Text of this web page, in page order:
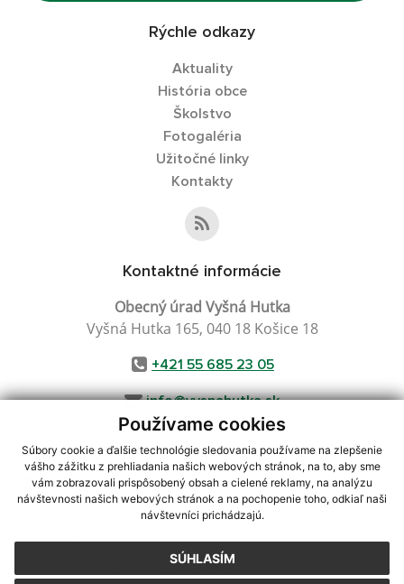
Používame cookies
Súbory cookie a ďalšie technológie sledovania používame na zlepšenie
vášho zážitku z prehliadania našich webových stránok, na to, aby sme
vám zobrazovali prispôsobený obsah a cielené reklamy, na analýzu
návštevnosti našich webových stránok a na pochopenie toho, odkiaľ naši
návštevníci prichádzajú.
SÚHLASÍM
Rýchle odkazy
Aktuality
História obce
Školstvo
Fotogaléria
Užitočné linky
Kontakty
Kontaktné informácie
Obecný úrad Vyšná Hutka
Vyšná Hutka 165, 040 18 Košice 18
+421 55 685 23 05
info@vysnahutka.sk
využite možnosť získavania aktuálnych informácií s využitím RSS
CMS systém (redakčný) systém ECHELON 2,Mapa stránok,web portál
webex.digital, s.r.o.,domény,registrácia domény
Posledná aktualizácia:07.08.2026